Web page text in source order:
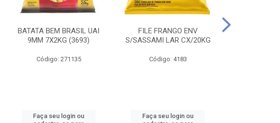
BATATA BEM BRASIL UAI
9MM 7X2KG (3693)
Código: 271135
Faça seu login ou
FILE FRANGO ENV
S/SASSAMI LAR CX/20KG
Código: 4183
Faça seu login ou